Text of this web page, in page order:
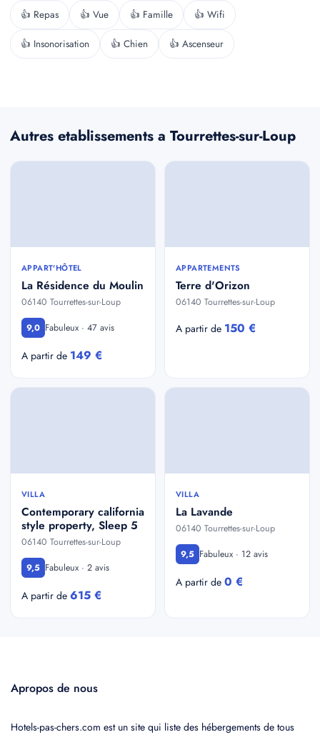
👍 Repas 👍 Vue 👍 Famille 👍 Wifi
👍 Insonorisation 👍 Chien 👍 Ascenseur
Autres etablissements a Tourrettes-sur-Loup
APPART'HÔTEL
La Résidence du Moulin
06140 Tourrettes-sur-Loup
9,0 Fabuleux · 47 avis
A partir de 149 €
APPARTEMENTS
Terre d'Orizon
06140 Tourrettes-sur-Loup
A partir de 150 €
VILLA
Contemporary california
style property, Sleep 5
06140 Tourrettes-sur-Loup
9,5 Fabuleux · 2 avis
A partir de 615 €
VILLA
La Lavande
06140 Tourrettes-sur-Loup
9,5 Fabuleux · 12 avis
A partir de 0 €
Apropos de nous
Hotels-pas-chers.com est un site qui liste des hébergements de tous